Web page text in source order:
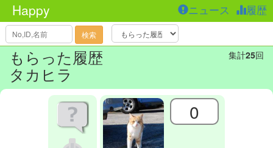
Happy ニュース 履歴
検索
もらった履歴
タカヒラ
集計25回
0